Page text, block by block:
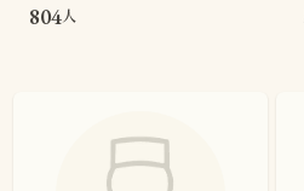
804 人